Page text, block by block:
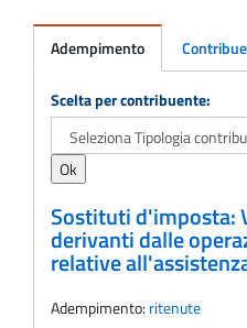
Adempimento
Adempimento
Scelta per contribuente:
Sostituti d'imposta:
derivanti dalle
relative
Adempimento: ritenute